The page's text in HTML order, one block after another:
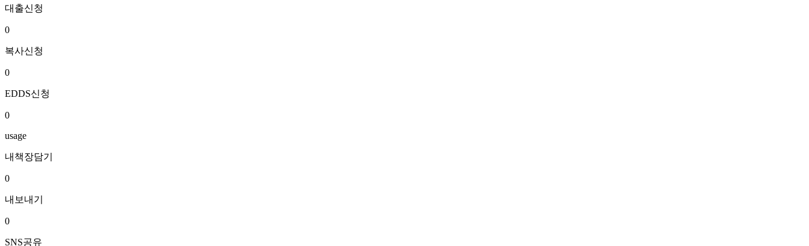
대출신청
0
복사신청
0
EDDS신청
0
usage
내책장담기
0
내보내기
0
SNS공유